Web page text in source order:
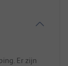
Er zijn